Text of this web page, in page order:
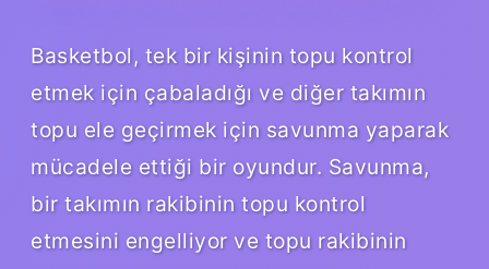
Basketbol, tek bir kişinin topu kontrol
etmek için çabaladığı ve diğer takımın
topu ele geçirmek için savunma yaparak
mücadele ettiği bir oyundur. Savunma,
bir takımın rakibinin topu kontrol
etmesini engelliyor ve topu rakibinin